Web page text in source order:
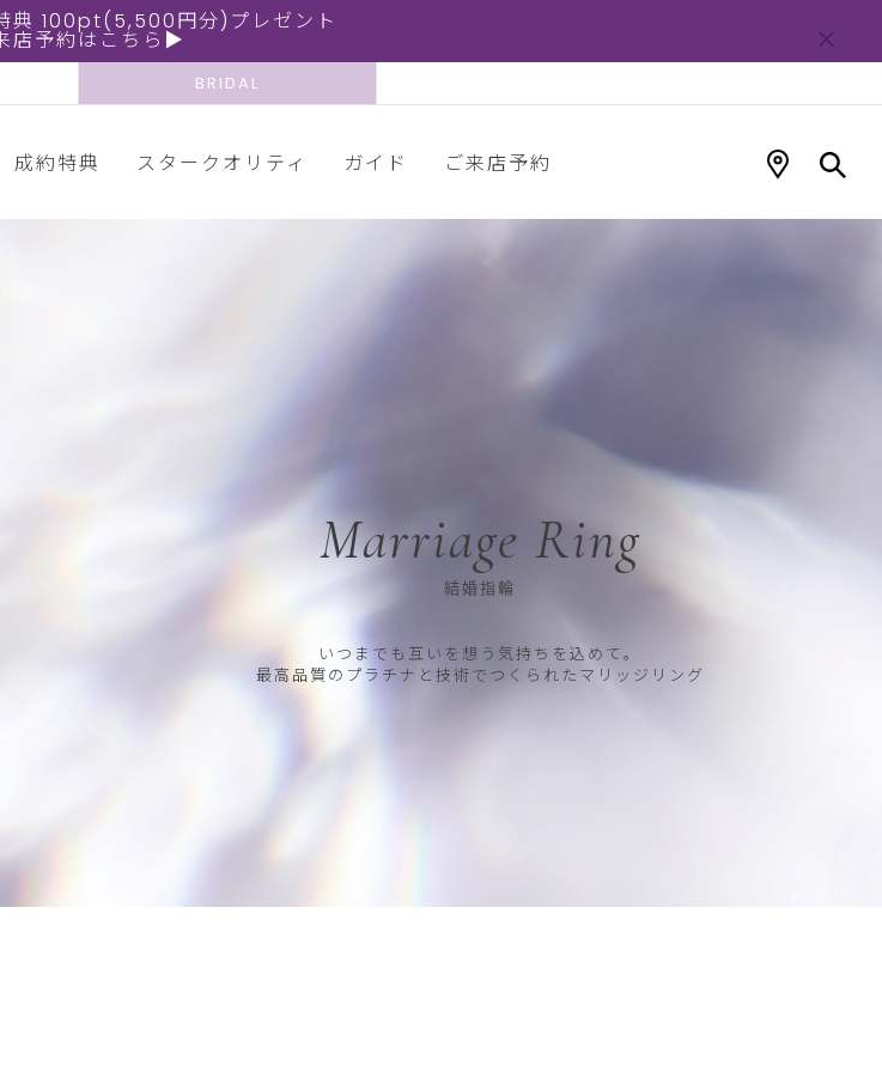
典 100pt(5,500円分)プレゼント
店予約はこちら▶
BRIDAL
成約特典 スタークオリティ ガイド ご来店予約
Marriage Ring
結婚指輪
いつまでも互いを想う気持ちを込めて。
最高品質のプラチナと技術でつくられたマリッジリング